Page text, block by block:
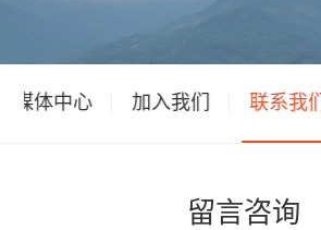
媒体中心 加入我们 联系我们
留言咨询